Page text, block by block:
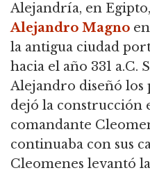
Alejandría, en
Alejandro Magno
la antigua ciudad
hacia el año 331 a.C.
Alejandro diseñó los
dejó la construcción
comandante
continuaba con sus
Cleomenes levantó